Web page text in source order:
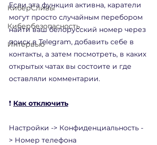
КиберСливы
Кибербезопасность
Интервью
Если эта функция активна, каратели
могут просто случайным перебором
найти ваш белорусский номер через
поиск в Telegram, добавить себе в
контакты, а затем посмотреть, в каких
открытых чатах вы состоите и где
оставляли комментарии.
❗️ Как отключить
Настройки -> Конфиденциальность -
> Номер телефона